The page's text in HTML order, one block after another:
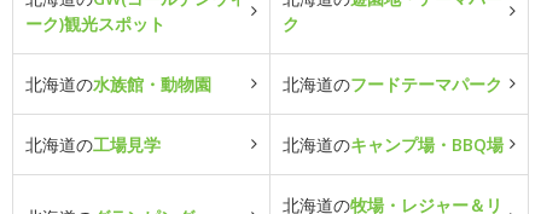
ーク)観光スポット
ク
北海道の水族館・動物園 北海道のフードテーマパーク
北海道の工場見学 北海道のキャンプ場・BBQ場
北海道の牧場・レジャー＆リ